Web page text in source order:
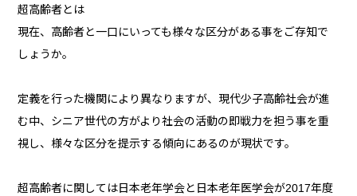
超高齢者とは
現在、高齢者と一口にいっても様々な区分がある事をご存知で
しょうか。
定義を行った機関により異なりますが、現代少子高齢社会が進
む中、シニア世代の方がより社会の活動の即戦力を担う事を重
視し、様々な区分を提示する傾向にあるのが現状です。
超高齢者に関しては日本老年学会と日本老年医学会が2017年度